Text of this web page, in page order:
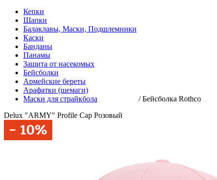
Кепки
Шапки
Балаклавы, Маски, Подшлемники
Каски
Банданы
Панамы
Защита от насекомых
Бейсболки
Армейские береты
Арафатки (шемаги)
Маски для страйкбола
/Бейсболка Rothco
Delux "ARMY" Profile Cap Розовый